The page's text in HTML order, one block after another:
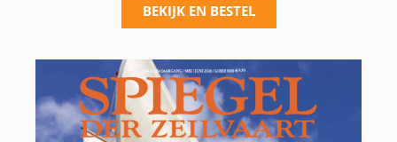
BEKIJK EN BESTEL